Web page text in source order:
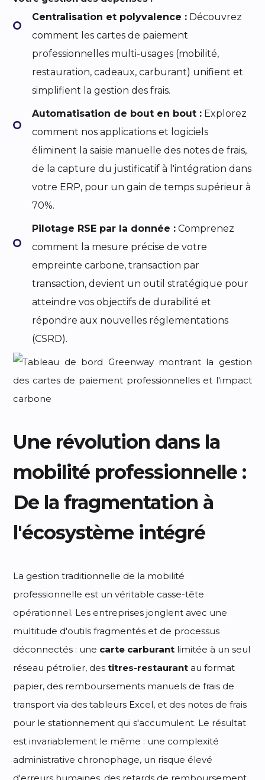
Centralisation et polyvalence : Découvrez
comment les cartes de paiement
professionnelles multi-usages (mobilité,
restauration, cadeaux, carburant) unifient et
simplifient la gestion des frais.
Automatisation de bout en bout : Explorez
comment nos applications et logiciels
éliminent la saisie manuelle des notes de frais,
de la capture du justificatif à l'intégration dans
votre ERP, pour un gain de temps supérieur à
70%.
Pilotage RSE par la donnée : Comprenez
comment la mesure précise de votre
empreinte carbone, transaction par
transaction, devient un outil stratégique pour
atteindre vos objectifs de durabilité et
répondre aux nouvelles réglementations
(CSRD).
Une révolution dans la
mobilité professionnelle :
De la fragmentation à
l'écosystème intégré
La gestion traditionnelle de la mobilité
professionnelle est un véritable casse-tête
opérationnel. Les entreprises jonglent avec une
multitude d'outils fragmentés et de processus
déconnectés : une carte carburant limitée à un seul
réseau pétrolier, destitres-restaurant au format
papier, des remboursements manuels de frais de
transport via des tableurs Excel, et des notes de frais
pour le stationnement qui s'accumulent. Le résultat
est invariablement le même : une complexité
administrative chronophage, un risque élevé